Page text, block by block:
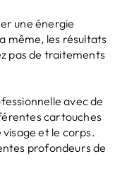
une énergie
même, les résultats
pas de traitements
avec de
cartouches
et le corps.
profondeurs de